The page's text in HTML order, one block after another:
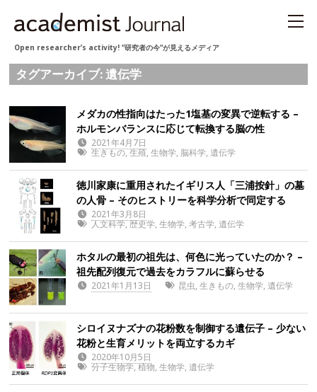
Open researcher’s activity! “研究者の今“が見えるメディア
タグアーカイブ: 遺伝学
メダカの性指向はたった1塩基の変異で逆転する –
ホルモンバランスに応じて転換する脳の性
2021年4月7日
生きもの,生殖, 生物学, 脳科学, 遺伝学
徳川家康に重用されたイギリス人「三浦按針」の墓
の人骨 – そのヒストリーを科学分析で同定する
2021年3月8日
人文科学,歴史学, 生物学, 考古学, 遺伝学
ホタルの最初の祖先は、何色に光っていたのか？ –
祖先配列復元で過去をカラフルに蘇らせる
2021年1月13日 昆虫,生きもの,生物学,遺伝学
シロイヌナズナの花粉数を制御する遺伝子 – 少ない
花粉と生育メリットを両立するカギ
2020年10月5日
分子生物学,植物, 生物学, 遺伝学